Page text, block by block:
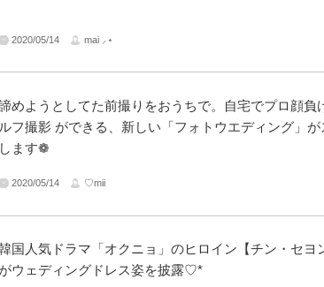
2020/05/14 mai ⸝⋆
めようとしてた前撮りをおうちで。自宅でプロ顔負
ルフ撮影 ができる、新しい「フォトウエディング」が
します❁
2020/05/14 ♡mii
国人気ドラマ「オクニョ」のヒロイン【チン・セヨ
がウェディングドレス姿を披露♡*